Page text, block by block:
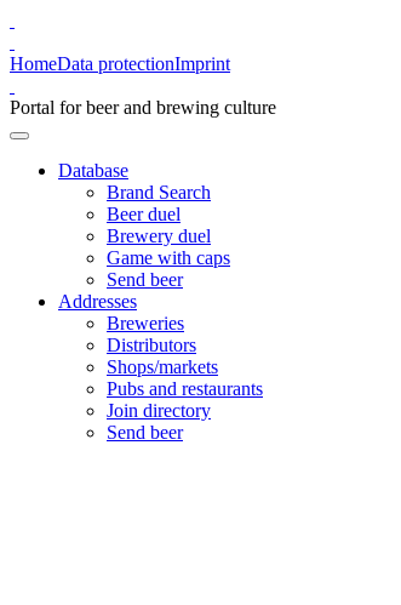
HomeData protectionImprint
Portal for beer and brewing culture
Database
Brand Search
Beer duel
Brewery duel
Game with caps
Send beer
Addresses
Breweries
Distributors
Shops/markets
Pubs and restaurants
Join directory
Send beer